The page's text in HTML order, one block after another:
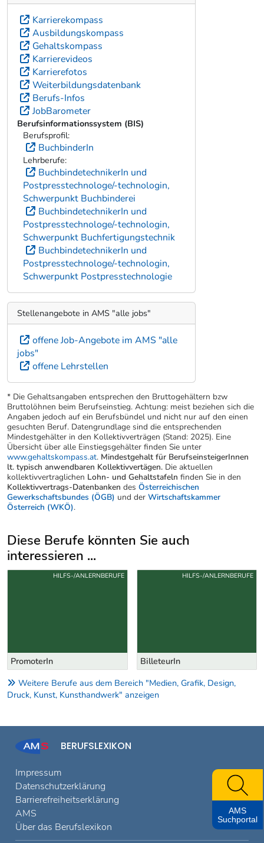
Karrierekompass
Ausbildungskompass
Gehaltskompass
Karrierevideos
Karrierefotos
Weiterbildungsdatenbank
Berufs-Infos
JobBarometer
Berufsinformationssystem (BIS)
Berufsprofil:
BuchbinderIn
Lehrberufe:
BuchbindetechnikerIn und
Postpresstechnologe/-technologin,
Schwerpunkt Buchbinderei
BuchbindetechnikerIn und
Postpresstechnologe/-technologin,
Schwerpunkt Buchfertigungstechnik
BuchbindetechnikerIn und
Postpresstechnologe/-technologin,
Schwerpunkt Postpresstechnologie
Stellenangebote in AMS "alle jobs"
offene Job-Angebote im AMS "alle
jobs"
offene Lehrstellen
* Die Gehaltsangaben entsprechen den Bruttogehältern bzw
Bruttolöhnen beim Berufseinstieg. Achtung: meist beziehen sich die
Angaben jedoch auf ein Berufsbündel und nicht nur auf den einen
gesuchten Beruf. Datengrundlage sind die entsprechenden
Mindestgehälter in den Kollektivverträgen (Stand: 2025). Eine
Übersicht über alle Einstiegsgehälter finden Sie unter
www.gehaltskompass.at. Mindestgehalt für BerufseinsteigerInnen
lt. typisch anwendbaren Kollektivvertägen. Die aktuellen
kollektivvertraglichen Lohn- und Gehaltstafeln finden Sie in den
Kollektivvertrags-Datenbanken des Österreichischen
Gewerkschaftsbundes (ÖGB) und der Wirtschaftskammer
Österreich (WKÖ).
Diese Berufe könnten Sie auch
interessieren ...
Uber weitere Berufsvorschläge
PromoterIn
HILFS-/ANLERNBERUFE
BilleteurIn
HILFS-/ANLERNBERUFE
Weitere Berufe aus dem Bereich "Medien, Grafik, Design,
Druck, Kunst, Kunsthandwerk" anzeigen
BERUFSLEXIKON
Impressum
Datenschutzerklärung
Barrierefreiheitserklärung
AMS
Über das Berufslexikon
AMS
Suchportal